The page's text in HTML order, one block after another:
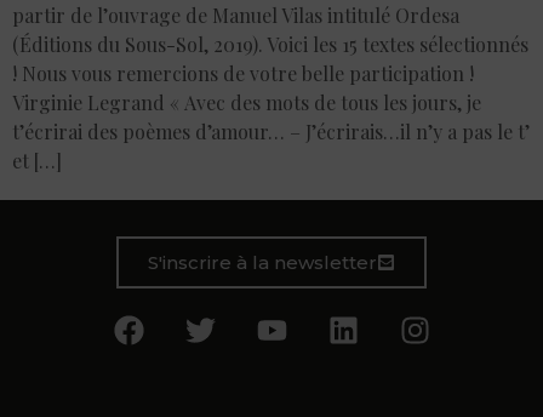
partir de l’ouvrage de Manuel Vilas intitulé Ordesa
(Éditions du Sous-Sol, 2019). Voici les 15 textes sélectionnés
! Nous vous remercions de votre belle participation !
Virginie Legrand « Avec des mots de tous les jours, je
t’écrirai des poèmes d’amour… – J’écrirais…il n’y a pas le t’
et […]
S'inscrire à la newsletter